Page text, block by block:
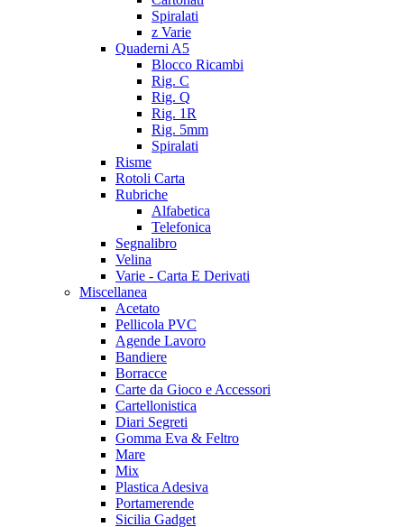
Spiralati
z Varie
Quaderni A5
Blocco Ricambi
Rig. C
Rig. Q
Rig. 1R
Rig. 5mm
Spiralati
Risme
Rotoli Carta
Rubriche
Alfabetica
Telefonica
Segnalibro
Velina
Varie - Carta E Derivati
Miscellanea
Acetato
Pellicola PVC
Agende Lavoro
Bandiere
Borracce
Carte da Gioco e Accessori
Cartellonistica
Diari Segreti
Gomma Eva & Feltro
Mare
Mix
Plastica Adesiva
Portamerende
Sicilia Gadget